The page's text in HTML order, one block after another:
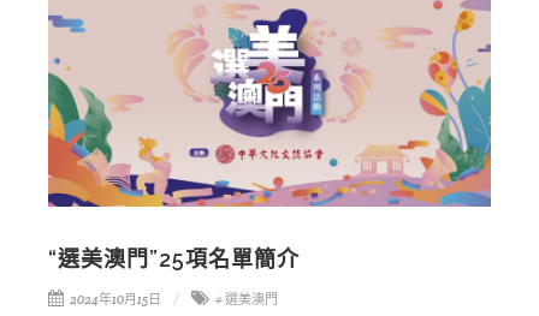
“選美澳門”25項名單簡介
2024年10月15日 # 選美澳門